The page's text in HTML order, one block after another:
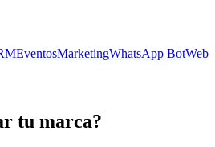
EventosMarketingWhatsApp BotWeb
tu marca?